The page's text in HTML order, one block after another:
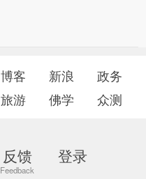
博客 新浪
政务
旅游 佛学 众测
反馈 登录